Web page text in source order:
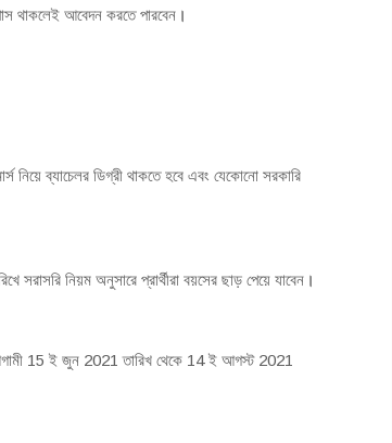
থাকলেই আবেদন করতে পারবেন।
নিয়ে ব্যাচেলর ডিগ্রী থাকতে হবে এবং যেকোনো সরকারি
নিয়ম অনুসারে প্রার্থীরা বয়সের ছাড় পেয়ে যাবেন।
15 ই জুন 2021 তারিখ থেকে 14 ই আগস্ট 2021